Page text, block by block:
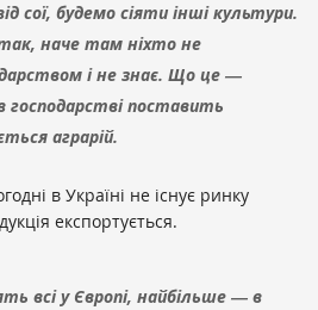
сої, будемо сіяти інші культури.
наче там ніхто не
і не знає. Що це ―
господарстві поставить
аграрій.
в Україні не існує ринку
експортується.
всі у Європі, найбільше ― в